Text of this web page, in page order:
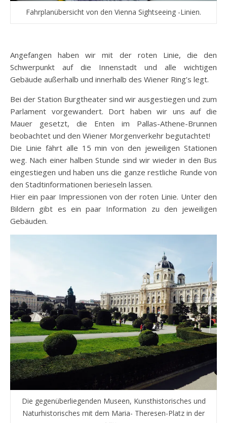
Fahrplanübersicht von den Vienna Sightseeing -Linien.
Angefangen haben wir mit der roten Linie, die den
Schwerpunkt auf die Innenstadt und alle wichtigen
Gebäude außerhalb und innerhalb des Wiener Ring’s legt.
Bei der Station Burgtheater sind wir ausgestiegen und zum
Parlament vorgewandert. Dort haben wir uns auf die
Mauer gesetzt, die Enten im Pallas-Athene-Brunnen
beobachtet und den Wiener Morgenverkehr begutachtet!
Die Linie fährt alle 15 min von den jeweiligen Stationen
weg. Nach einer halben Stunde sind wir wieder in den Bus
eingestiegen und haben uns die ganze restliche Runde von
den Stadtinformationen berieseln lassen.
Hier ein paar Impressionen von der roten Linie. Unter den
Bildern gibt es ein paar Information zu den jeweiligen
Gebäuden.
Die gegenüberliegenden Museen, Kunsthistorisches und
Naturhistorisches mit dem Maria- Theresen-Platz in der